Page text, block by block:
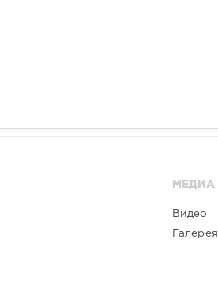
МЕДИА
Видео
Галерея